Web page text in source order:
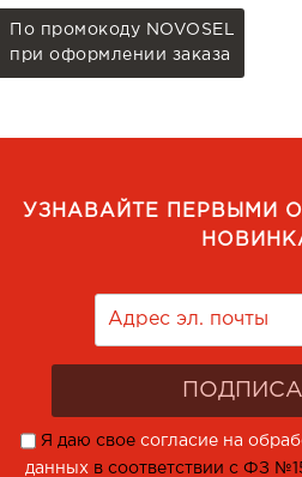
По промокоду NOVOSEL
при оформлении заказа
УЗНАВАЙТЕ ПЕРВЫМИ
Я даю свое согласие на
данных в соответствии с ФЗ